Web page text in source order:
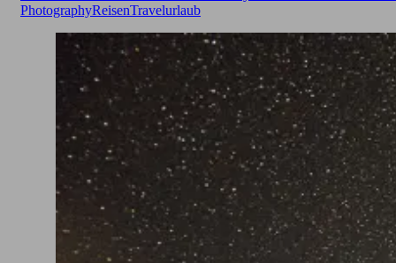
PhotographyReisenTravelurlaub